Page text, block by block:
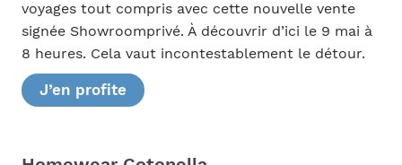
voyages tout compris avec cette nouvelle vente
signée Showroomprivé. À découvrir d’ici le 9 mai à
8 heures. Cela vaut incontestablement le détour.
J’en profite